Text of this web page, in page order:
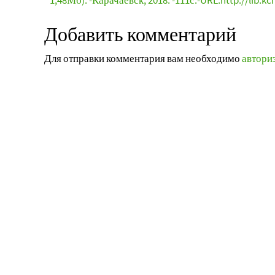
Добавить комментарий
Для отправки комментария вам необходимо